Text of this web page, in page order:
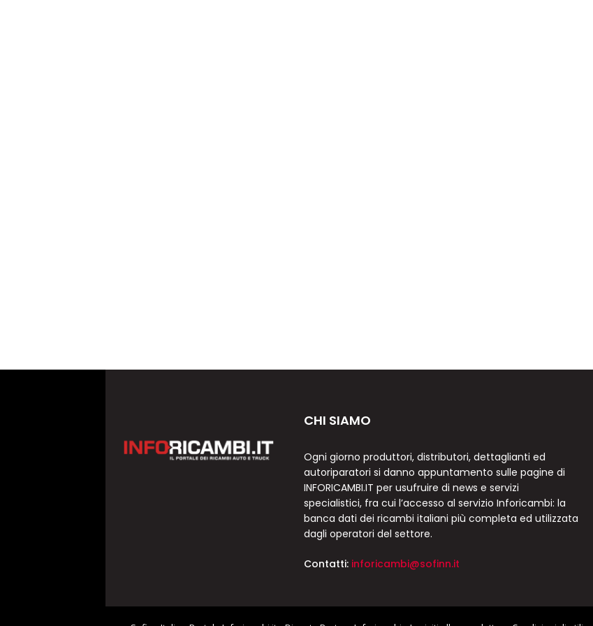
CHI SIAMO
Ogni giorno produttori, distributori, dettaglianti ed
autoriparatori si danno appuntamento sulle pagine di
INFORICAMBI.IT per usufruire di news e servizi
specialistici, fra cui l’accesso al servizio Inforicambi: la
banca dati dei ricambi italiani più completa ed utilizzata
dagli operatori del settore.
Contatti: inforicambi@sofinn.it